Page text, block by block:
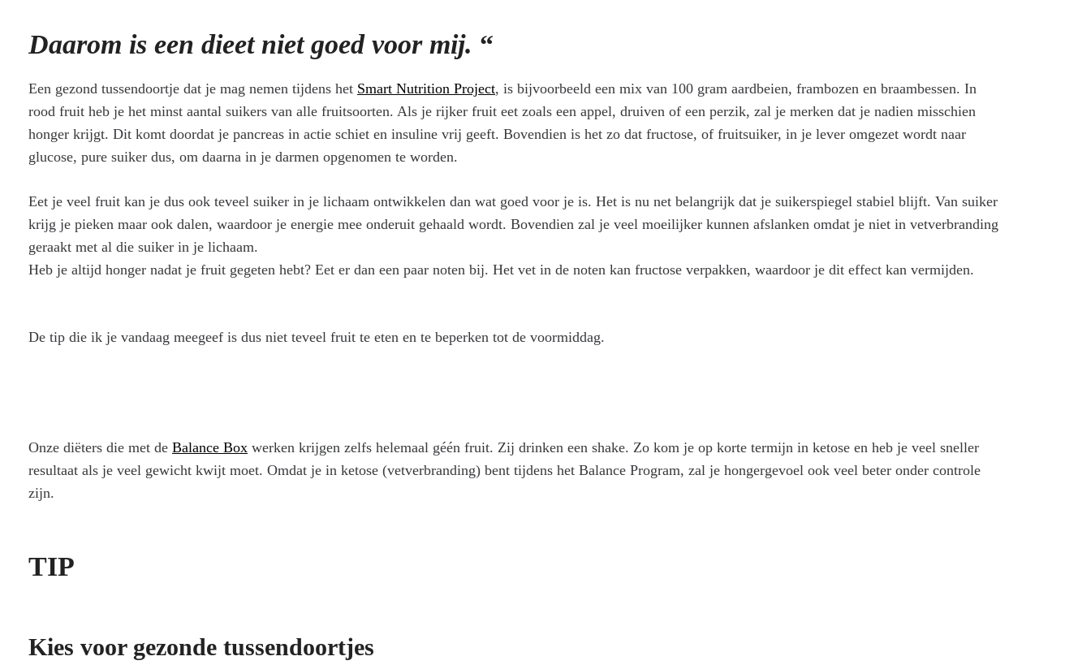
Daarom is een dieet niet goed voor mij. “
Een gezond tussendoortje dat je mag nemen tijdens het Smart Nutrition Project, is bijvoorbeeld een mix van 100 gram aardbeien, frambozen en braambessen. In
rood fruit heb je het minst aantal suikers van alle fruitsoorten. Als je rijker fruit eet zoals een appel, druiven of een perzik, zal je merken dat je nadien misschien
honger krijgt. Dit komt doordat je pancreas in actie schiet en insuline vrij geeft. Bovendien is het zo dat fructose, of fruitsuiker, in je lever omgezet wordt naar
glucose, pure suiker dus, om daarna in je darmen opgenomen te worden.
Eet je veel fruit kan je dus ook teveel suiker in je lichaam ontwikkelen dan wat goed voor je is. Het is nu net belangrijk dat je suikerspiegel stabiel blijft. Van suiker
krijg je pieken maar ook dalen, waardoor je energie mee onderuit gehaald wordt. Bovendien zal je veel moeilijker kunnen afslanken omdat je niet in vetverbranding
geraakt met al die suiker in je lichaam.
Heb je altijd honger nadat je fruit gegeten hebt? Eet er dan een paar noten bij. Het vet in de noten kan fructose verpakken, waardoor je dit effect kan vermijden.
De tip die ik je vandaag meegeef is dus niet teveel fruit te eten en te beperken tot de voormiddag.
Onze diëters die met de Balance Box werken krijgen zelfs helemaal géén fruit. Zij drinken een shake. Zo kom je op korte termijn in ketose en heb je veel sneller
resultaat als je veel gewicht kwijt moet. Omdat je in ketose (vetverbranding) bent tijdens het Balance Program, zal je hongergevoel ook veel beter onder controle
zijn.
TIP
Kies voor gezonde tussendoortjes